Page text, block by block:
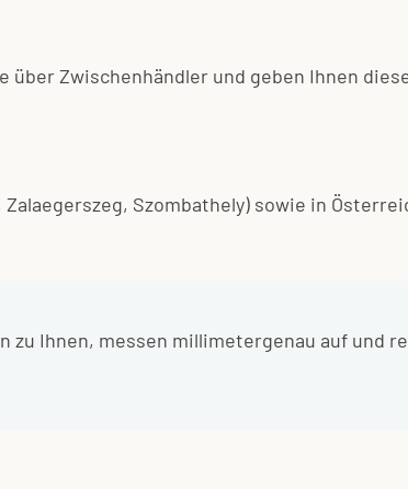
Zwischenhändler und geben Ihnen
Szombathely) sowie in
zu Ihnen, messen millimetergenau auf und